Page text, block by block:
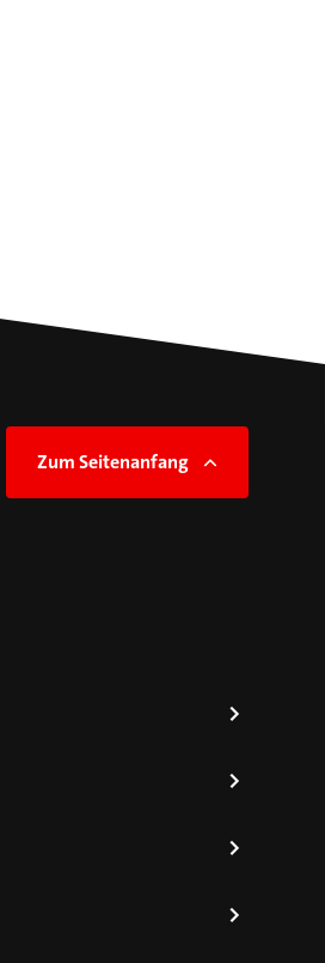
Zum Seitenanfang